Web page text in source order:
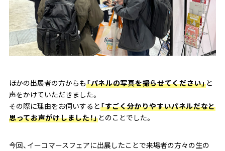
ほかの出展者の方からも「パネルの写真を撮らせてください」と
声をかけていただきました。
その際に理由をお伺いすると「すごく分かりやすいパネルだなと
思ってお声がけしました！」とのことでした。
今回、イーコマースフェアに出展したことで来場者の方々の生の